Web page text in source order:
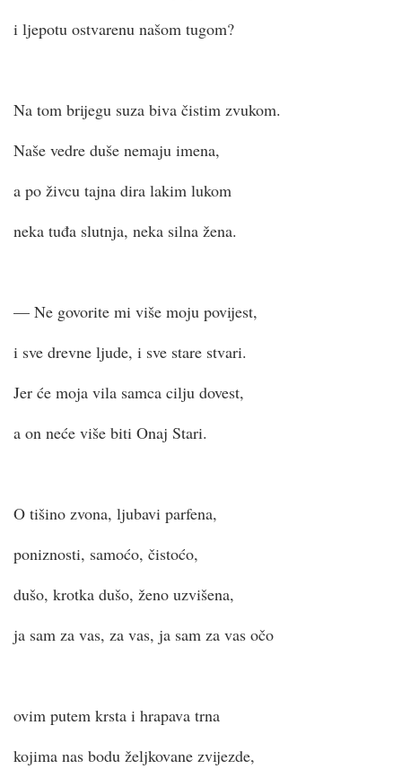
i ljepotu ostvarenu našom tugom?
Na tom brijegu suza biva čistim zvukom.
Naše vedre duše nemaju imena,
a po živcu tajna dira lakim lukom
neka tuđa slutnja, neka silna žena.
— Ne govorite mi više moju povijest,
i sve drevne ljude, i sve stare stvari.
Jer će moja vila samca cilju dovest,
a on neće više biti Onaj Stari.
O tišino zvona, ljubavi parfena,
poniznosti, samoćo, čistoćo,
dušo, krotka dušo, ženo uzvišena,
ja sam za vas, za vas, ja sam za vas očo
ovim putem krsta i hrapava trna
kojima nas bodu željkovane zvijezde,